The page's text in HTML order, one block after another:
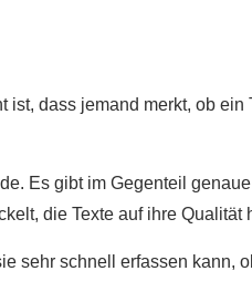
dass jemand merkt, ob
Es gibt im Gegenteil
die Texte auf ihre Qualität
sehr schnell erfassen kann,